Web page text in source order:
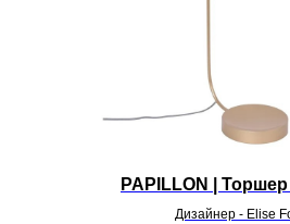
PAPILLON |
Дизайнер - Elise